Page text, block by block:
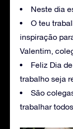
Neste dia
O teu
inspiração
Valentim,
Feliz Dia
trabalho seja
São
trabalhar